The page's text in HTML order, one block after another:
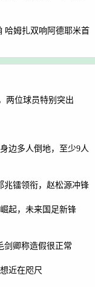
哈姆扎双响阿德耶米首
两位球员特别突出
边多人倒地，至少9人
兆镭领衔，赵松源冲锋
起，未来国足新锋
剑卿称造假很正常
近在咫尺